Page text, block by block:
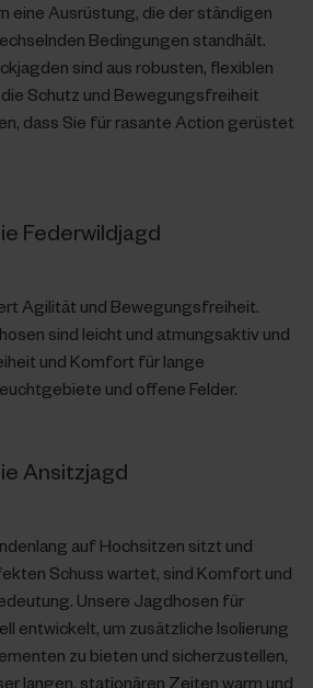
eine Ausrüstung, die der ständigen
Bedingungen standhält.
sind aus robusten, flexiblen
Schutz und Bewegungsfreiheit
dass Sie für rasante Action gerüstet
Federwildjagd
Agilität und Bewegungsfreiheit.
sind leicht und atmungsaktiv und
und Komfort für lange
und offene Felder.
Ansitzjagd
auf Hochsitzen sitzt und
Schuss wartet, sind Komfort und
Unsere Jagdhosen für
entwickelt, um zusätzliche Isolierung
zu bieten und sicherzustellen,
langen, stationären Zeiten warm und